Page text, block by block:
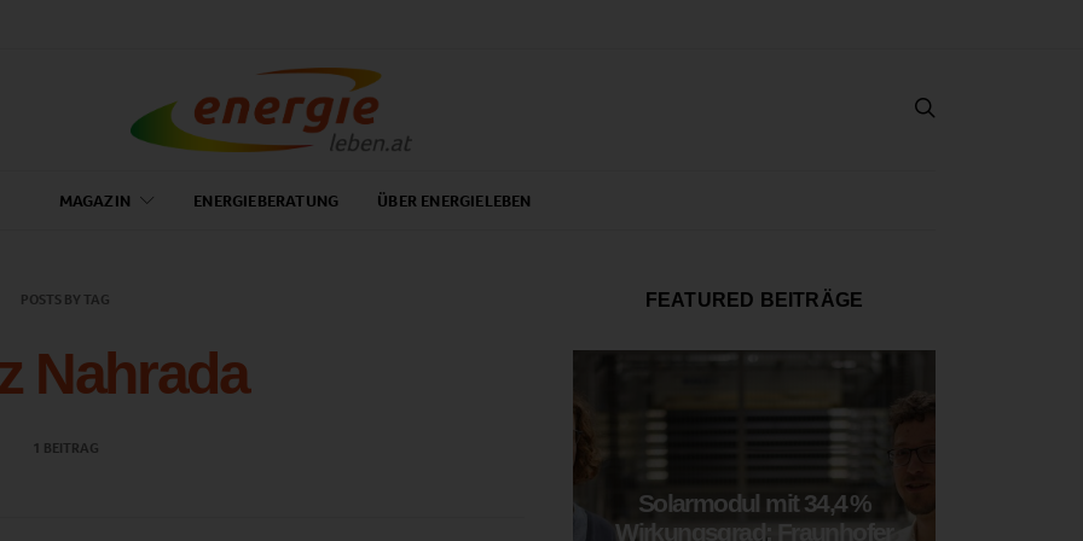
MAGAZIN ENERGIEBERATUNG ÜBER ENERGIELEBEN
POSTS BY TAG
Nahrada
1 BEITRAG
FEATURED BEITRÄGE
Solarmodul mit 34,4 %
Wirkungsgrad: Fraunhofer